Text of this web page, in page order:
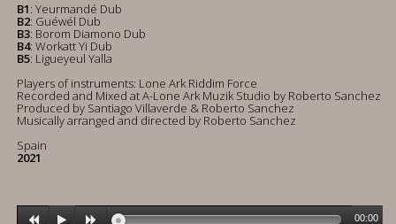
B1: Yeurmandé Dub
B2: Guéwél Dub
B3: Borom Diamono Dub
B4: Workatt Yi Dub
B5: Ligueyeul Yalla
Players of instruments: Lone Ark Riddim Force
Recorded and Mixed at A-Lone Ark Muzik Studio by Roberto Sanchez
Produced by Santiago Villaverde & Roberto Sanchez
Musically arranged and directed by Roberto Sanchez
Spain
2021
00:00